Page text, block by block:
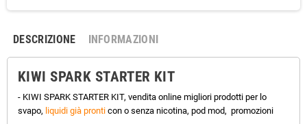
DESCRIZIONE INFORMAZIONI
KIWI SPARK STARTER KIT
- KIWI SPARK STARTER KIT, vendita online migliori prodotti per lo
svapo, liquidi già pronti con o senza nicotina, pod mod, promozioni